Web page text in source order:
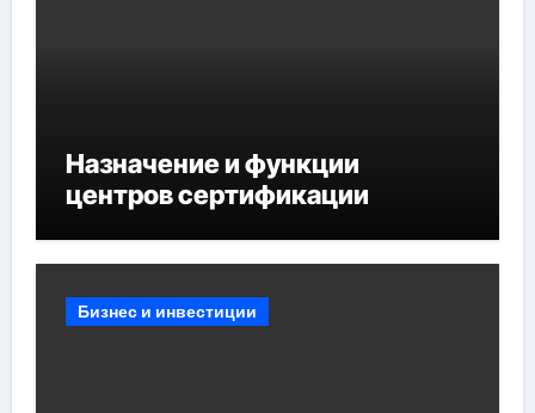
Назначение и функции
центров сертификации
Бизнес и инвестиции